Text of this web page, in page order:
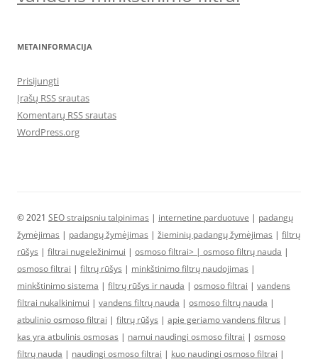
METAINFORMACIJA
Prisijungti
Įrašų RSS srautas
Komentarų RSS srautas
WordPress.org
© 2021 SEO straipsniu talpinimas | internetine parduotuve | padangų
žymėjimas | padangų žymėjimas | žieminių padangų žymėjimas | filtrų
rūšys | filtrai nugeležinimui | osmoso filtrai> | osmoso filtrų nauda |
osmoso filtrai | filtrų rūšys | minkštinimo filtrų naudojimas |
minkštinimo sistema | filtrų rūšys ir nauda | osmoso filtrai | vandens
filtrai nukalkinimui | vandens filtrų nauda | osmoso filtrų nauda |
atbulinio osmoso filtrai | filtrų rūšys | apie geriamo vandens filtrus |
kas yra atbulinis osmosas | namui naudingi osmoso filtrai | osmoso
filtrų nauda | naudingi osmoso filtrai | kuo naudingi osmoso filtrai |